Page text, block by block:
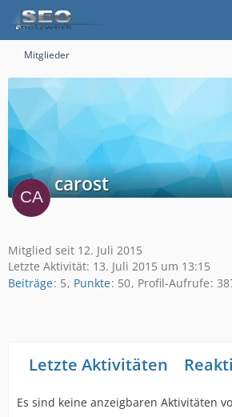
Mitglieder
carost
Mitglied seit 12. Juli 2015
Letzte Aktivität: 13. Juli 2015 um 13:15
Beiträge 5 Punkte 50 Profil-Aufrufe
Letzte Aktivitäten
Es sind keine anzeigbaren Aktivitäten